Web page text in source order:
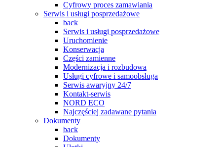
Cyfrowy proces zamawiania
Serwis i usługi posprzedażowe
back
Serwis i usługi posprzedażowe
Uruchomienie
Konserwacja
Części zamienne
Modernizacja i rozbudowa
Usługi cyfrowe i samoobsługa
Serwis awaryjny 24/7
Kontakt-serwis
NORD ECO
Najczęściej zadawane pytania
Dokumenty
back
Dokumenty